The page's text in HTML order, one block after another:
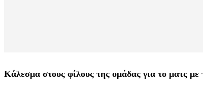
Κάλεσμα στους φίλους της ομάδας για το ματς